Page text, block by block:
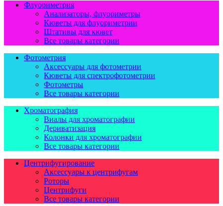
Флуориметрия
Анализаторы, флуориметры
Кюветы для флуориметрии
Штативы для кювет
Все товары категории
Фотометрия
Аксессуары для фотометрии
Кюветы для спектрофотометрии
Фотометры
Все товары категории
Хроматография
Виалы для хроматографии
Дериватизация
Колонки для хроматографии
Все товары категории
Центрифугирование
Аксессуары к центрифугам
Роторы
Центрифуги
Все товары категории